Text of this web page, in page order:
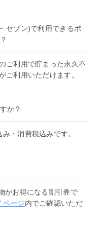
セゾン)で利用できるポ
ご利用で貯まった永久不
ご利用いただけます。
か？
・消費税込みです。
がお得になる割引券で
ページ内でご確認いただ